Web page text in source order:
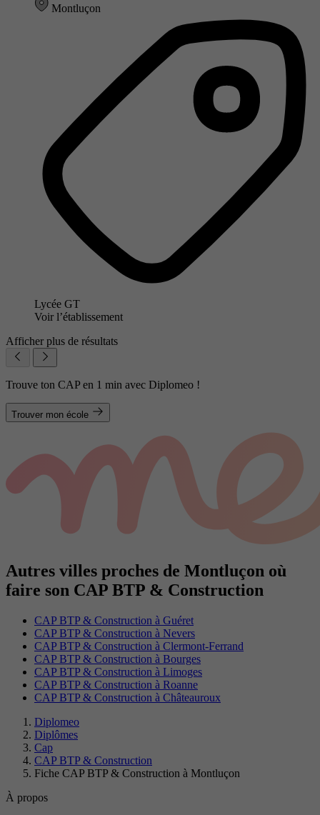
Montluçon
Lycée GT
Voir l’établissement
Afficher plus de résultats
Trouve ton CAP en 1 min avec Diplomeo !
Trouver mon école
Autres villes proches de Montluçon où
faire son CAP BTP & Construction
CAP BTP & Construction à Guéret
CAP BTP & Construction à Nevers
CAP BTP & Construction à Clermont-Ferrand
CAP BTP & Construction à Bourges
CAP BTP & Construction à Limoges
CAP BTP & Construction à Roanne
CAP BTP & Construction à Châteauroux
Diplomeo
Diplômes
Cap
CAP BTP & Construction
Fiche CAP BTP & Construction à Montluçon
À propos